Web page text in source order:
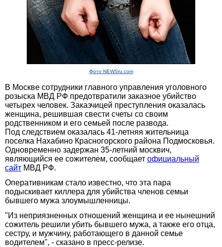
Фото NEWSru.com
В Москве сотрудники главного управления уголовного
розыска МВД РФ предотвратили заказное убийство
четырех человек. Заказчицей преступления оказалась
женщина, решившая свести счеты со своим
родственником и его семьей после развода.
Под следствием оказалась 41-летняя жительница
поселка Нахабино Красногорского района Подмосковья.
Одновременно задержан 35-летний москвич,
являющийся ее сожителем, сообщает официальный
сайт МВД РФ.
Оперативникам стало известно, что эта пара
подыскивает киллера для убийства членов семьи
бывшего мужа злоумышленницы.
"Из неприязненных отношений женщина и ее нынешний
сожитель решили убить бывшего мужа, а также его отца,
сестру, и мужчину, работающего в данной семье
водителем", - сказано в пресс-релизе.